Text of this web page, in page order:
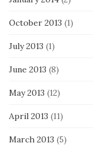
October 2013 (1)
July 2013 (1)
June 2013 (8)
May 2013 (12)
April 2013 (11)
March 2013 (5)